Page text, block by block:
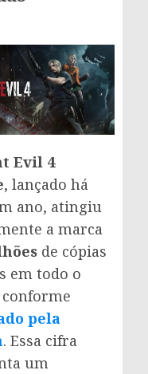
Evil 4
, lançado há
ano, atingiu
a marca
de cópias
em todo o
pela
. Essa cifra
um